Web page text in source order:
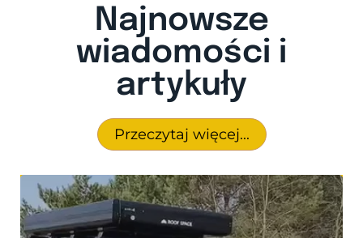
Najnowsze
wiadomości i
artykuły
Przeczytaj więcej...